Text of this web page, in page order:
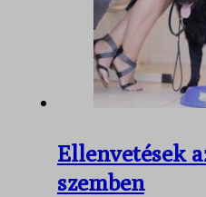
​Ellenvetések
szemben